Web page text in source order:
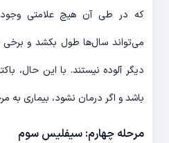
که در طی آن هیچ علامتی
می‌تواند سال‌ها طول بکشد و برخی
دیگر آلوده نیستند. با این حال،
باشد و اگر درمان نشود، بیماری به
مرحله چهارم: سیفلیس سوم